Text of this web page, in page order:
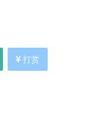
产基地，在全国
者提供优质的医
哪些优势？
打赏